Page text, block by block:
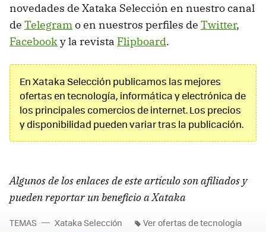
novedades de Xataka Selección en nuestro canal
de Telegramo en nuestros perfiles de Twitter,
Facebooky la revista Flipboard.
En Xataka Selección publicamos las mejores
ofertas en tecnología, informática y electrónica de
los principales comercios de internet. Los precios
y disponibilidad pueden variar tras la publicación.
Algunos de los enlaces de este artículo son afiliados y
pueden reportar un beneficio a Xataka
TEMAS Xataka Selección Ver ofertas de tecnología